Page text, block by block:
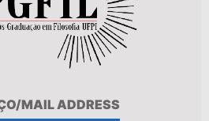
MAIL ADDRESS